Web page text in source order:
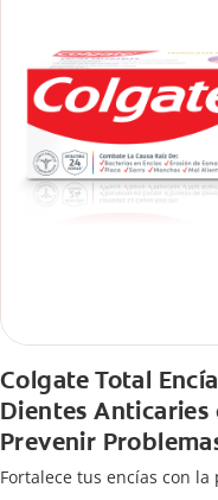
Colgate Total
Dientes Anticaries
Prevenir
Fortalece tus encías con